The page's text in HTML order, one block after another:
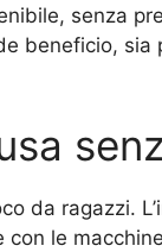
senza
beneficio, sia
da ragazzi.
le